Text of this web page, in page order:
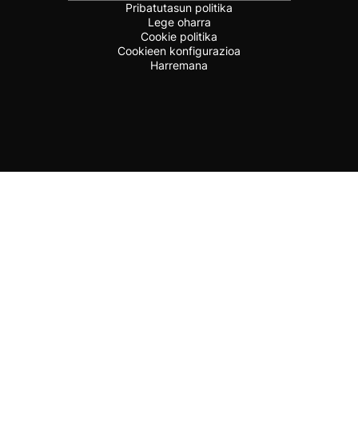
Pribatutasun politika
Lege oharra
Cookie politika
Cookieen konfigurazioa
Harremana